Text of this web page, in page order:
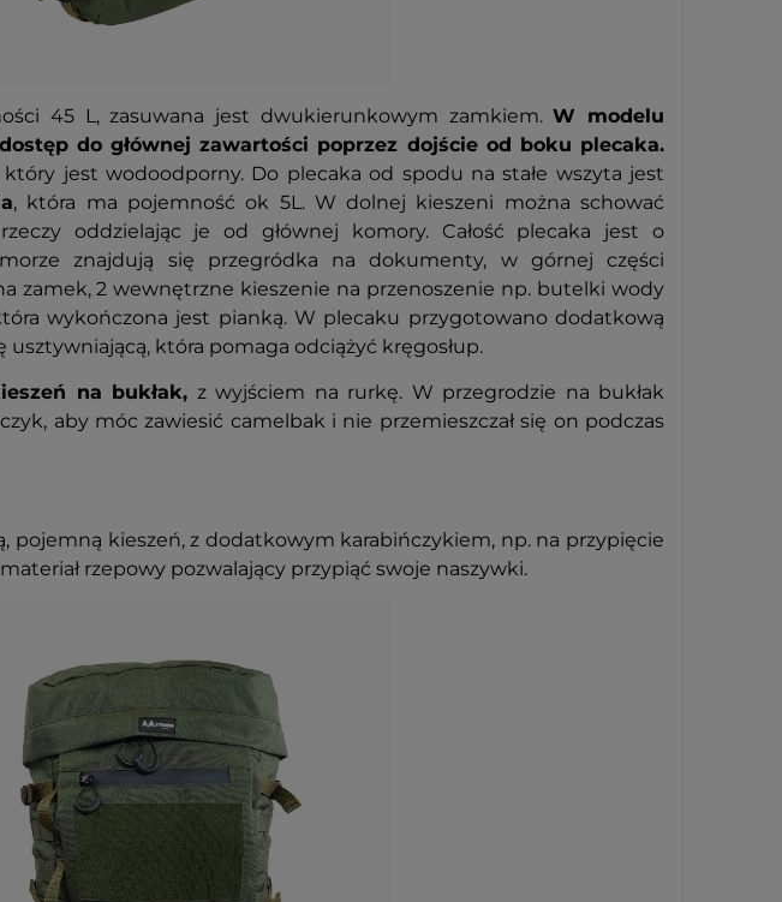
45 L, zasuwana jest dwukierunkowym zamkiem.W modelu
do głównej zawartości poprzez dojście od boku plecaka.
jest wodoodporny. Do plecaka od spodu na stałe wszyta jest
, która ma pojemność ok 5L. W dolnej kieszeni można schować
oddzielając je od głównej komory. Całość plecaka jest o
znajdują się przegródka na dokumenty, w górnej części
zamek, 2 wewnętrzne kieszenie na przenoszenie np. butelki wody
wykończona jest pianką. W plecaku przygotowano dodatkową
która pomaga odciążyć kręgosłup.
na bukłak, z wyjściem na rurkę. W przegrodzie na bukłak
aby móc zawiesić camelbak i nie przemieszczał się on podczas
pojemną kieszeń, z dodatkowym karabińczykiem, np. na przypięcie
rzepowy pozwalający przypiąć swoje naszywki.